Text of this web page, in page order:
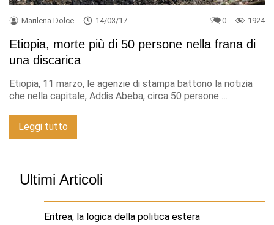
Marilena Dolce 14/03/17 0 1924
Etiopia, morte più di 50 persone nella frana di
una discarica
Etiopia, 11 marzo, le agenzie di stampa battono la notizia
che nella capitale, Addis Abeba, circa 50 persone …
Leggi tutto
Ultimi Articoli
Eritrea, la logica della politica estera